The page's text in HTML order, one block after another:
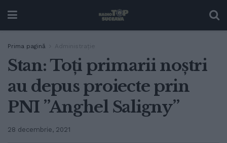
Prima pagină Administrație
Stan: Toți primarii noștri
au depus proiecte prin
PNI ”Anghel Saligny”
28 decembrie, 2021